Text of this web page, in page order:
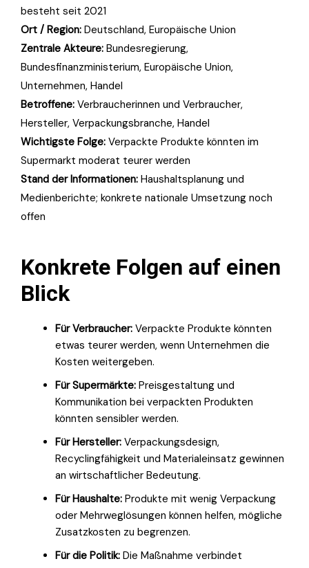
besteht seit 2021
Ort / Region: Deutschland, Europäische Union
Zentrale Akteure: Bundesregierung,
Bundesfinanzministerium, Europäische Union,
Unternehmen, Handel
Betroffene: Verbraucherinnen und Verbraucher,
Hersteller, Verpackungsbranche, Handel
Wichtigste Folge: Verpackte Produkte könnten im
Supermarkt moderat teurer werden
Stand der Informationen: Haushaltsplanung und
Medienberichte; konkrete nationale Umsetzung noch
offen
Konkrete Folgen auf einen
Blick
Für Verbraucher: Verpackte Produkte könnten
etwas teurer werden, wenn Unternehmen die
Kosten weitergeben.
Für Supermärkte: Preisgestaltung und
Kommunikation bei verpackten Produkten
könnten sensibler werden.
Für Hersteller: Verpackungsdesign,
Recyclingfähigkeit und Materialeinsatz gewinnen
an wirtschaftlicher Bedeutung.
Für Haushalte: Produkte mit wenig Verpackung
oder Mehrweglösungen können helfen, mögliche
Zusatzkosten zu begrenzen.
Für die Politik: Die Maßnahme verbindet